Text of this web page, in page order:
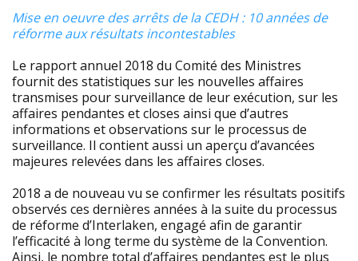
Mise en oeuvre des arrêts de la CEDH : 10 années de
réforme aux résultats incontestables
Le rapport annuel 2018 du Comité des Ministres
fournit des statistiques sur les nouvelles affaires
transmises pour surveillance de leur exécution, sur les
affaires pendantes et closes ainsi que d’autres
informations et observations sur le processus de
surveillance. Il contient aussi un aperçu d’avancées
majeures relevées dans les affaires closes.
2018 a de nouveau vu se confirmer les résultats positifs
observés ces dernières années à la suite du processus
de réforme d’Interlaken, engagé afin de garantir
l’efficacité à long terme du système de la Convention.
Ainsi, le nombre total d’affaires pendantes est le plus